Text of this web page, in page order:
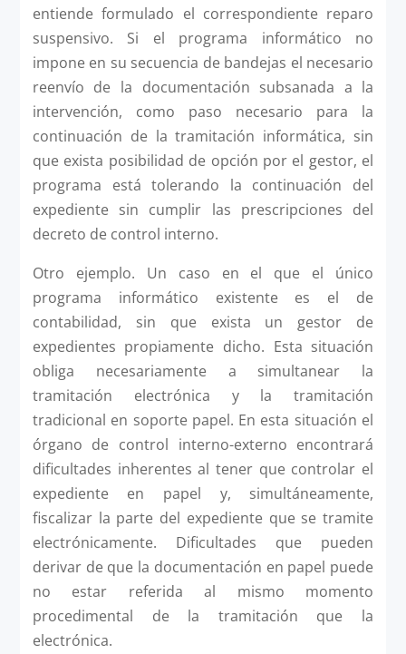
entiende formulado el correspondiente reparo
suspensivo. Si el programa informático no
impone en su secuencia de bandejas el necesario
reenvío de la documentación subsanada a la
intervención, como paso necesario para la
continuación de la tramitación informática, sin
que exista posibilidad de opción por el gestor, el
programa está tolerando la continuación del
expediente sin cumplir las prescripciones del
decreto de control interno.
Otro ejemplo. Un caso en el que el único
programa informático existente es el de
contabilidad, sin que exista un gestor de
expedientes propiamente dicho. Esta situación
obliga necesariamente a simultanear la
tramitación electrónica y la tramitación
tradicional en soporte papel. En esta situación el
órgano de control interno-externo encontrará
dificultades inherentes al tener que controlar el
expediente en papel y, simultáneamente,
fiscalizar la parte del expediente que se tramite
electrónicamente. Dificultades que pueden
derivar de que la documentación en papel puede
no estar referida al mismo momento
procedimental de la tramitación que la
electrónica.